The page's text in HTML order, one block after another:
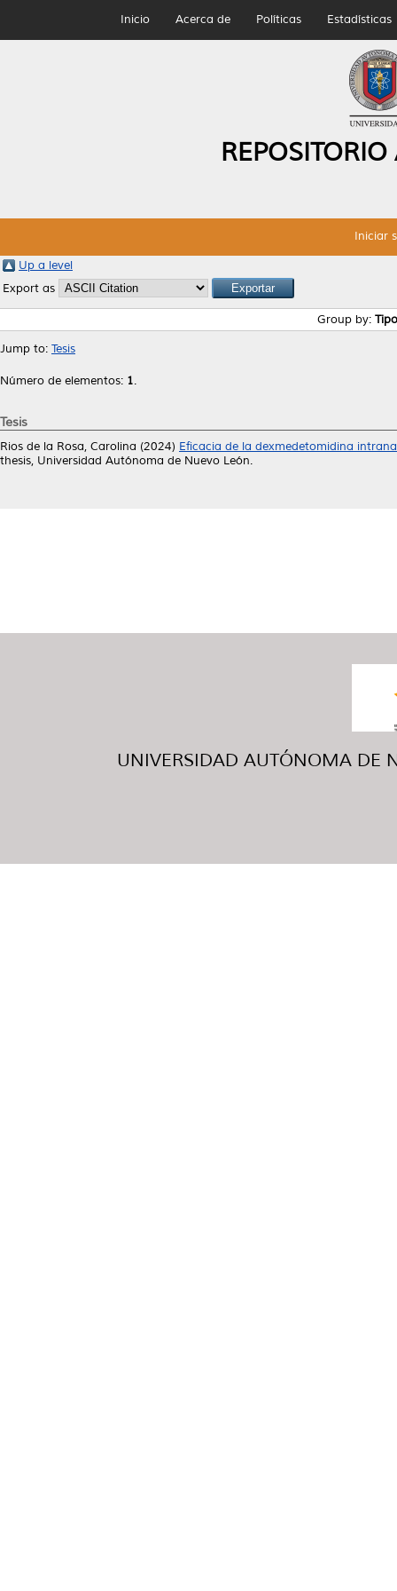
Inicio Acerca de Políticas Estadísticas
Iniciar
Up a level
Export as
Group by:
Jump to: Tesis
Número de elementos: 1.
Tesis
Rios de la Rosa, Carolina (2024) Eficacia de la dexmedetomidina
thesis, Universidad Autónoma de Nuevo León.
UNIVERSIDAD AUTÓNOMA DE